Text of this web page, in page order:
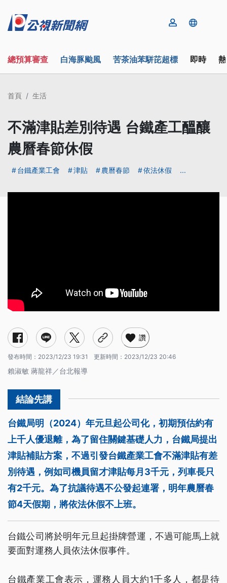
總預算審查 白海豚颱風 苦茶油苯駢芘超標 即時
首頁 生活
不滿津貼差別待遇 台鐵產工醞釀
農曆春節休假
台鐵產業工會 津貼 農曆春節 依法休假 ...
讚
發布時間： 2023/12/23 19:31 更新時間： 2023/12/23 20:46
賴淑敏 蔣龍祥／台北報導
台鐵局明（2024）年元旦起公司化，初期預估約有
上千人優退離，為了留住關鍵基礎人力，台鐵局提出
津貼補貼方案，不過引發台鐵產業工會不滿津貼有差
別待遇，例如司機員留才津貼每月3千元，列車長只
有2千元。為了抗議待遇不公發起連署，明年農曆春
節4天假期，將依法休假不上班。
台鐵公司將於明年元旦起掛牌營運，不過可能馬上就
要面對運務人員依法休假事件。
台鐵產業工會表示，運務人員大約1千多人，都是待